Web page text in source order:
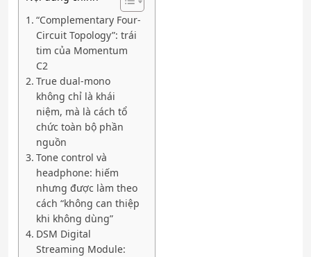
“Complementary Four-
Circuit Topology”: trái
tim của Momentum
C2
True dual-mono
không chỉ là khái
niệm, mà là cách tổ
chức toàn bộ phần
nguồn
Tone control và
headphone: hiếm
nhưng được làm theo
cách “không can thiệp
khi không dùng”
DSM Digital
Streaming Module: